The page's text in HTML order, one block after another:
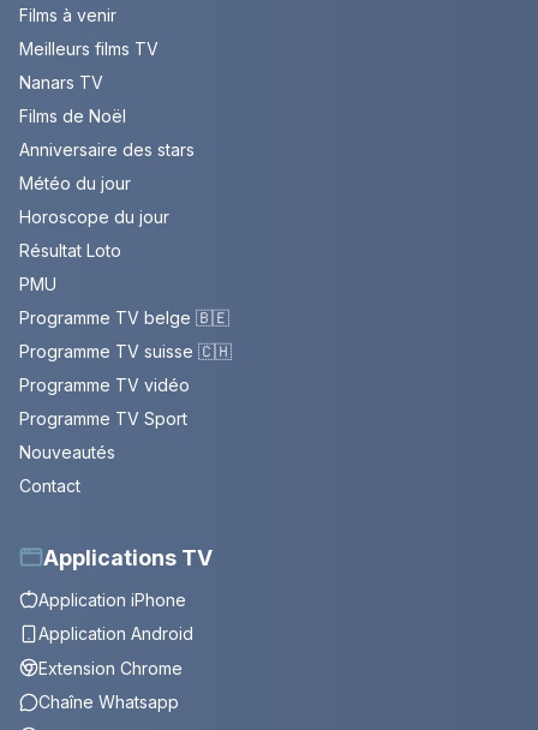
Films à venir
Meilleurs films TV
Nanars TV
Films de Noël
Anniversaire des stars
Météo du jour
Horoscope du jour
Résultat Loto
PMU
Programme TV belge 🇧🇪
Programme TV suisse 🇨🇭
Programme TV vidéo
Programme TV Sport
Nouveautés
Contact
Applications TV
Application iPhone
Application Android
Extension Chrome
Chaîne Whatsapp